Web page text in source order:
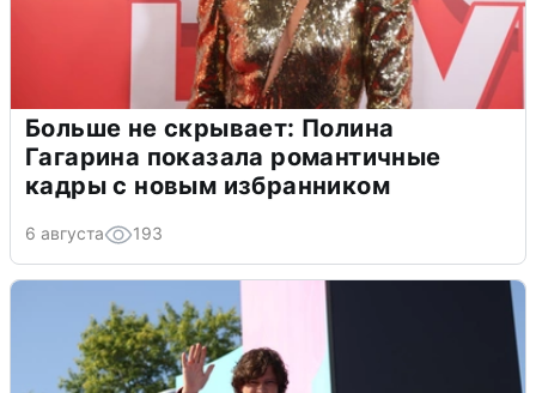
Больше не скрывает: Полина
Гагарина показала романтичные
кадры с новым избранником
6 августа 193